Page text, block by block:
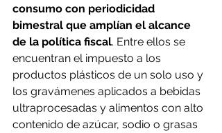
consumo con periodicidad
bimestral que amplían el alcance
de la política fiscal. Entre ellos se
encuentran el impuesto a los
productos plásticos de un solo uso y
los gravámenes aplicados a bebidas
ultraprocesadas y alimentos con alto
contenido de azúcar, sodio o grasas